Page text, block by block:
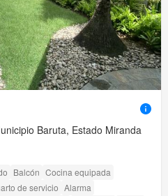
Baruta, Estado Miranda
Balcón Cocina equipada
de servicio Alarma